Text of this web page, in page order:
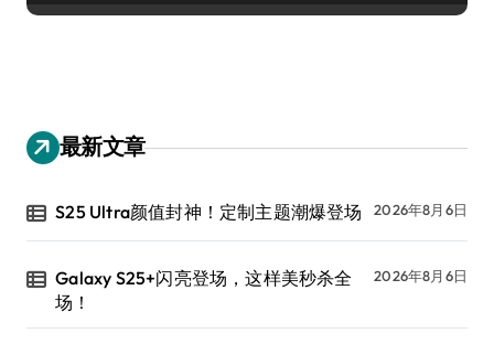
最新文章
S25 Ultra颜值封神！定制主题潮爆登场 2026年8月6日
Galaxy S25+闪亮登场，这样美秒杀全
场！
2026年8月6日